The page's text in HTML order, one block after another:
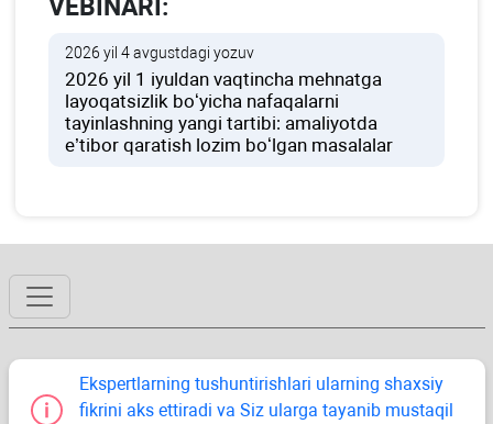
VEBINARI:
2026 yil 4 avgustdagi yozuv
2026 yil 1 iyuldan vaqtincha mehnatga
layoqatsizlik boʻyicha nafaqalarni
tayinlashning yangi tartibi: amaliyotda
e’tibor qaratish lozim boʻlgan masalalar
Ekspertlarning tushuntirishlari ularning shaхsiy
fikrini aks ettiradi va Siz ularga tayanib mustaqil